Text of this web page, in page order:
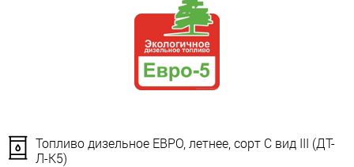
Топливо дизельное ЕВРО, летнее, сорт С вид III (ДТ-
Л-К5)